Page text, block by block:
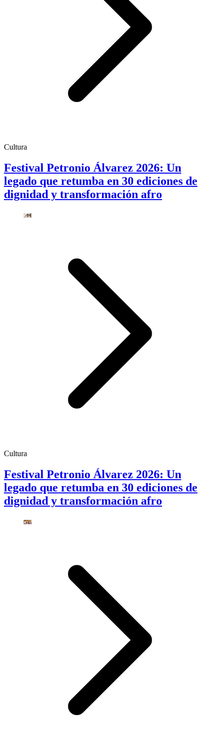
Cultura
Festival Petronio Álvarez 2026: Un
legado que retumba en 30 ediciones de
dignidad y transformación afro
Cultura
Festival Petronio Álvarez 2026: Un
legado que retumba en 30 ediciones de
dignidad y transformación afro